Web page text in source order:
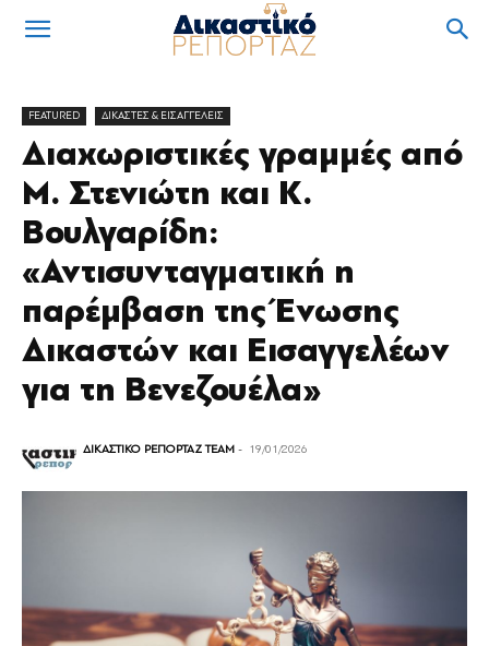
FEATURED ΔΙΚΑΣΤΕΣ & ΕΙΣΑΓΓΕΛΕΙΣ
Διαχωριστικές γραμμές από
Μ. Στενιώτη και Κ.
Βουλγαρίδη:
«Αντισυνταγματική η
παρέμβαση της Ένωσης
Δικαστών και Εισαγγελέων
για τη Βενεζουέλα»
ΔΙΚΑΣΤΙΚΟ ΡΕΠΟΡΤΑΖ TEAM - 19/01/2026